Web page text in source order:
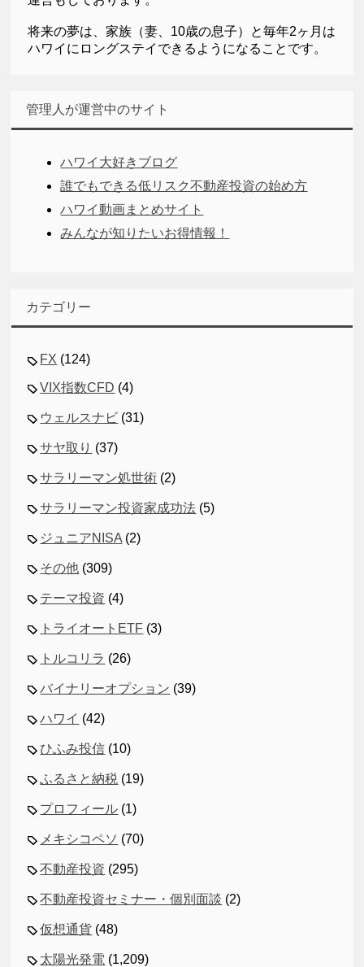
将来の夢は、家族（妻、10歳の息子）と毎年2ヶ月は
ハワイにロングステイできるようになることです。
管理人が運営中のサイト
ハワイ大好きブログ
誰でもできる低リスク不動産投資の始め方
ハワイ動画まとめサイト
みんなが知りたいお得情報！
カテゴリー
FX (124)
VIX指数CFD (4)
ウェルスナビ (31)
サヤ取り (37)
サラリーマン処世術 (2)
サラリーマン投資家成功法 (5)
ジュニアNISA (2)
その他 (309)
テーマ投資 (4)
トライオートETF (3)
トルコリラ (26)
バイナリーオプション (39)
ハワイ (42)
ひふみ投信 (10)
ふるさと納税 (19)
プロフィール (1)
メキシコペソ (70)
不動産投資 (295)
不動産投資セミナー・個別面談 (2)
仮想通貨 (48)
太陽光発電 (1,209)